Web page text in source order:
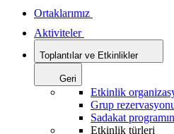
Ortaklarımız
Aktiviteler
Toplantılar ve Etkinlikler
Geri
Etkinlik
Grup
Sadakat
Etkinlik türleri